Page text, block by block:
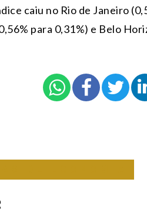
caiu no Rio de Janeiro
para 0,31%) e Belo